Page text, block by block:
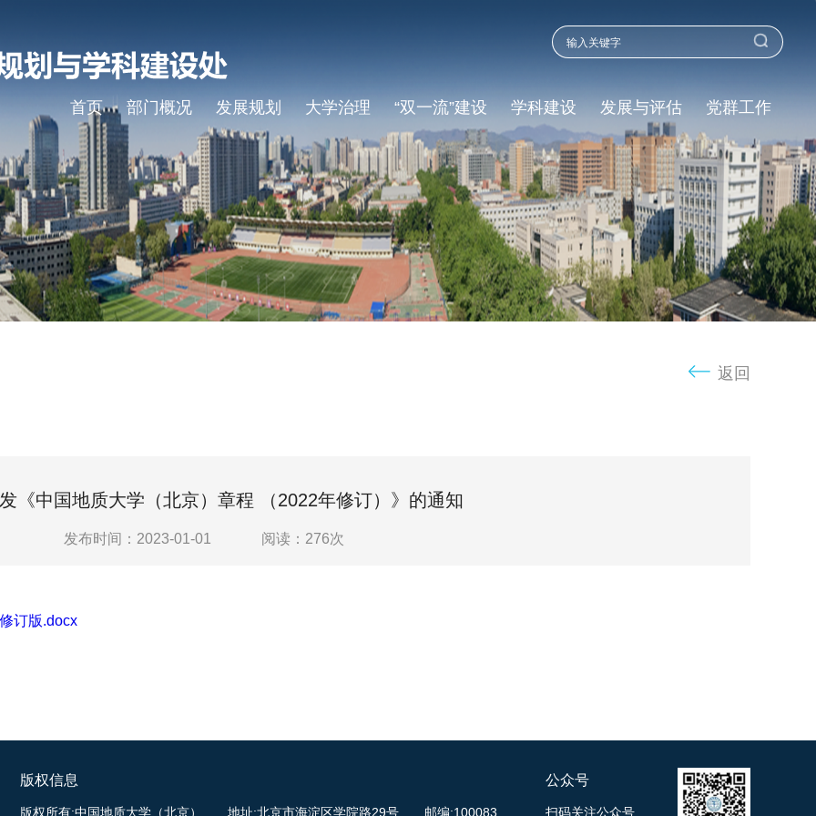
首页 部门概况 发展规划 大学治理 “双一流”建设 学科建设 发展与评估 党群工作
返回
《中国地质大学（北京）章程 （2022年修订）》的通知
发布时间：2023-01-01 阅读： 276次
订版.docx
版权信息
版权所有:中国地质大学（北京） 地址:北京市海淀区学院路29号 邮编:100083
公众号
扫码关注公众号